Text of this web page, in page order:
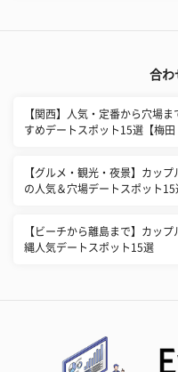
合わ
【関西】人気・定番から穴場
すめデートスポット15選【梅田
【グルメ・観光・夜景】カッ
の人気＆穴場デートスポット15
【ビーチから離島まで】カッ
縄人気デートスポット15選